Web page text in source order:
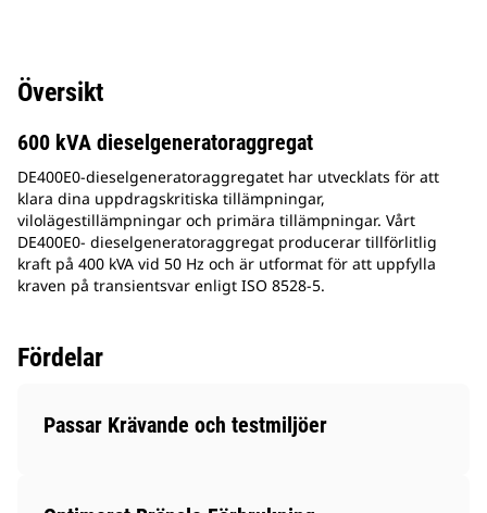
Översikt
600 kVA dieselgeneratoraggregat
DE400E0-dieselgeneratoraggregatet har utvecklats för att
klara dina uppdragskritiska tillämpningar,
vilolägestillämpningar och primära tillämpningar. Vårt
DE400E0- dieselgeneratoraggregat producerar tillförlitlig
kraft på 400 kVA vid 50 Hz och är utformat för att uppfylla
kraven på transientsvar enligt ISO 8528-5.
Fördelar
Passar Krävande och testmiljöer